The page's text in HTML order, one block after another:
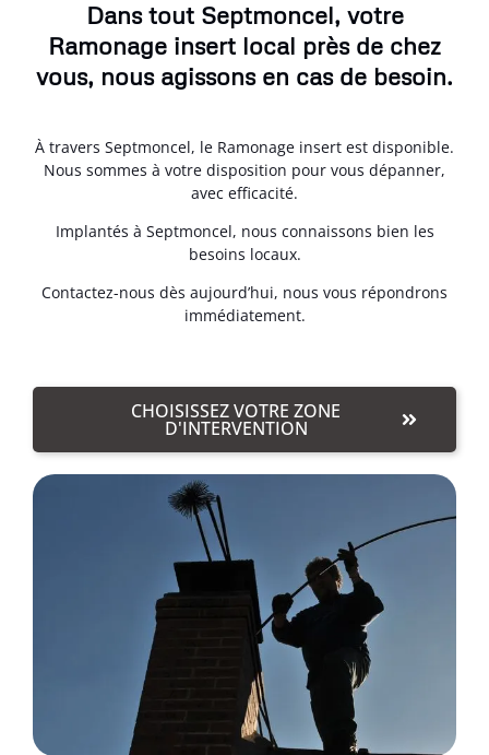
Dans tout Septmoncel, votre
Ramonage insert local près de chez
vous, nous agissons en cas de besoin.
À travers Septmoncel, le Ramonage insert est disponible.
Nous sommes à votre disposition pour vous dépanner,
avec efficacité.
Implantés à Septmoncel, nous connaissons bien les
besoins locaux.
Contactez-nous dès aujourd’hui, nous vous répondrons
immédiatement.
CHOISISSEZ VOTRE ZONE
D'INTERVENTION